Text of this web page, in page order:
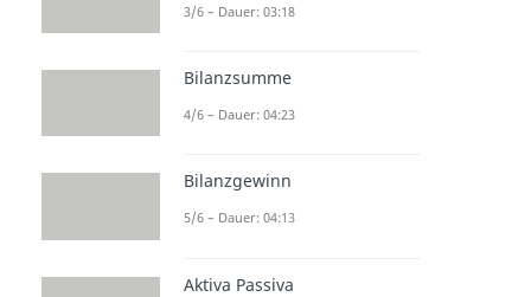
3/6 – Dauer: 03:18
Bilanzsumme
4/6 – Dauer: 04:23
Bilanzgewinn
5/6 – Dauer: 04:13
Aktiva Passiva